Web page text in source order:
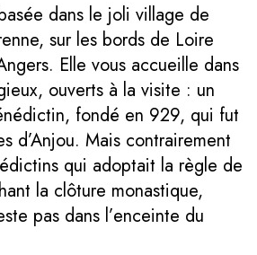
dans le joli village de
sur les bords de Loire
Elle vous accueille dans
ouverts à la visite : un
fondé en 929, qui fut
d’Anjou. Mais contrairement
qui adoptait la règle de
la clôture monastique,
pas dans l’enceinte du